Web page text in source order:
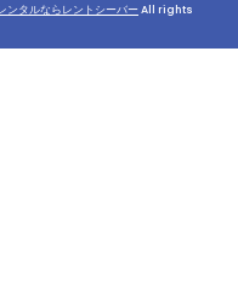
ンタルならレントシーバーAll rights